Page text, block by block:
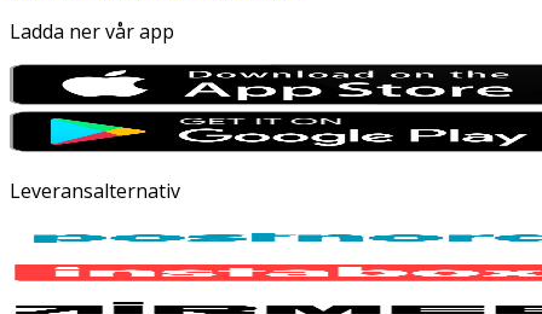
Ladda ner vår app
Leveransalternativ